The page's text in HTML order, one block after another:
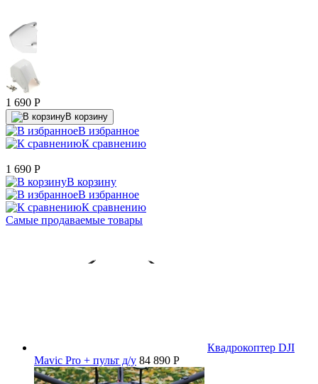
1 690 P
В корзину
В избранное
К сравнению
1 690 P
В корзину
В избранное
К сравнению
Самые продаваемые товары
Квадрокоптер DJI
Mavic Pro + пульт д/у 84 890 P